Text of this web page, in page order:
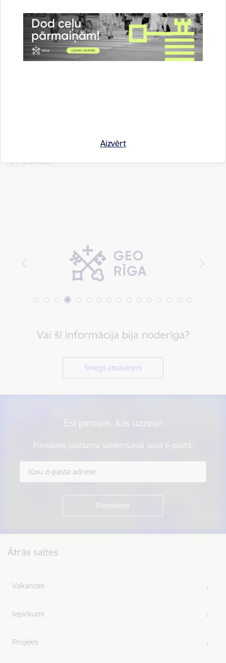
Aizvērt
Muzejs atvērts no 10.00 līdz 18.00 katru dienu,
pirmdienās slēgts
Dalīties
Vai šī informācija bija noderīga?
Sniegt atsauksmi
Esi pirmais, kas uzzina!
Piesakies jaunumu saņemšanai savā e-pastā.
Ātrās saites
Vakances
Iepirkumi
Projekti